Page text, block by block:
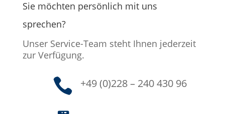
Sie möchten persönlich mit uns
sprechen?
Unser Service-Team steht Ihnen jederzeit
zur Verfügung.
 +49 (0)228 – 240 430 96